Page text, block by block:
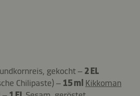
gekocht – 2 EL
Chilipaste) – 15 ml Kikkoman